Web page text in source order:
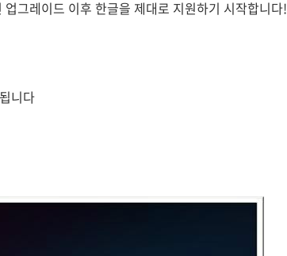
그레이드 이후 한글을 제대로 지원하기 시작합니다!
니다